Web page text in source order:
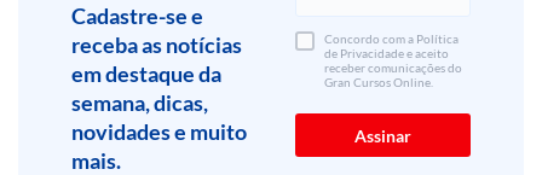
Cadastre-se e
receba as notícias
em destaque da
semana, dicas,
novidades e muito
mais.
Concordo com a Política
de Privacidade e aceito
receber comunicações do
Gran Cursos Online.